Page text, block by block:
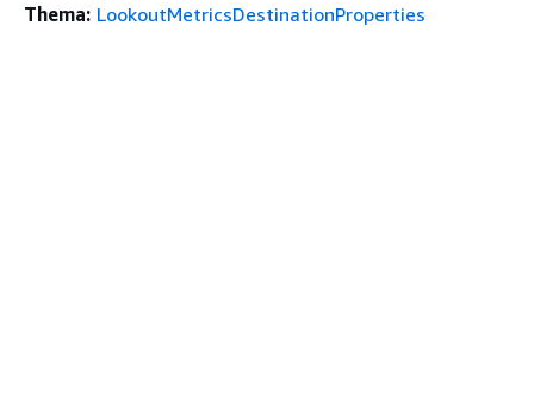
Thema: LookoutMetricsDestinationProperties